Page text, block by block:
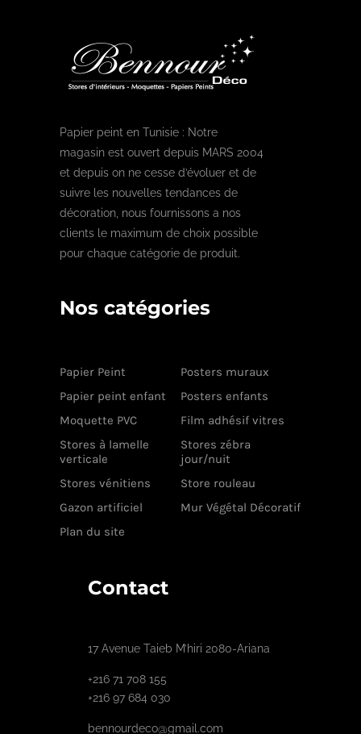
Papier peint en Tunisie : Notre
magasin est ouvert depuis MARS 2004
et depuis on ne cesse d’évoluer et de
suivre les nouvelles tendances de
décoration, nous fournissons a nos
clients le maximum de choix possible
pour chaque catégorie de produit.
Nos catégories
Papier Peint
Posters muraux
Papier peint enfant
Posters enfants
Moquette PVC
Film adhésif vitres
Stores à lamelle
verticale
Stores zébra
jour/nuit
Stores vénitiens
Store rouleau
Gazon artificiel
Mur Végétal Décoratif
Plan du site
Contact
17 Avenue Taieb M’hiri 2080-Ariana
+216 71 708 155
+216 97 684 030
bennourdeco@gmail.com